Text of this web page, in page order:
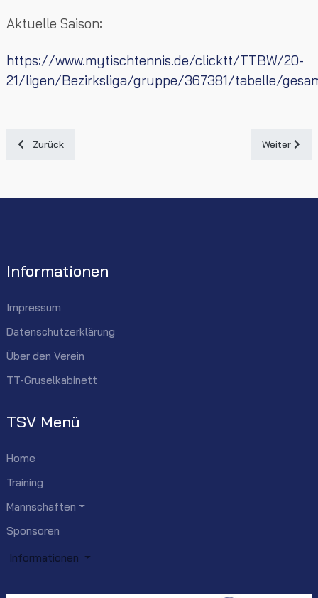
Aktuelle Saison:
https://www.mytischtennis.de/clicktt/TTBW/20-
21/ligen/Bezirksliga/gruppe/367381/tabelle/
Vorheriger Beitrag: Mädchen U18 I - Verbandsklasse Süd
Zurück Nächster
Weiter
Informationen
Impressum
Datenschutzerklärung
Über den Verein
TT-Gruselkabinett
TSV Menü
Home
Training
Mannschaften
Sponsoren
Informationen